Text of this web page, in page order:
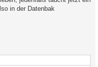
in der Datenbak